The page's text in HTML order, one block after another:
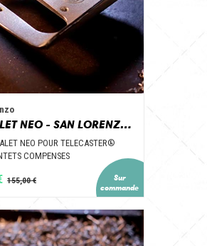
CHEVALET NEO - SAN LORENZO GUITAR PARTS
NEO POUR TELECASTER®
COMPENSES